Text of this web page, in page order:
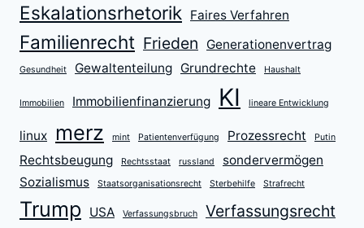
Eskalationsrhetorik Faires Verfahren
Familienrecht Frieden Generationenvertrag
Gesundheit Gewaltenteilung Grundrechte Haushalt
Immobilien Immobilienfinanzierung KI lineare Entwicklung
linux merz mint Patientenverfügung Prozessrecht Putin
Rechtsbeugung Rechtsstaat russland
sondervermögen
Sozialismus
Staatsorganisationsrecht Sterbehilfe Strafrecht
Trump USA Verfassungsbruch Verfassungsrecht